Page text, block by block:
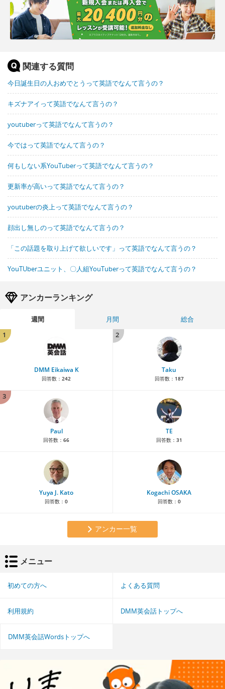
関連する質問
今日誕生日の人おめでとうって英語でなんて言うの？
キズナアイって英語でなんて言うの？
youtuberって英語でなんて言うの？
今ではって英語でなんて言うの？
何もしない系YouTuberって英語でなんて言うの？
更新率が高いって英語でなんて言うの？
youtuberの炎上って英語でなんて言うの？
顔出し無しのって英語でなんて言うの？
「この話題を取り上げて欲しいです」って英語でなんて言うの？
YouTUberユニット、〇人組YouTuberって英語でなんて言うの？
アンカーランキング
週間 月間
総合
1
DMM Eikaiwa K
回答数： 242
2
Taku
回答数： 187
3
Paul
回答数： 66
TE
回答数： 31
Yuya J. Kato
回答数： 0
Kogachi OSAKA
回答数： 0
アンカー一覧
メニュー
初めての方へ よくある質問
利用規約 DMM英会話トップへ
DMM英会話Wordsトップへ